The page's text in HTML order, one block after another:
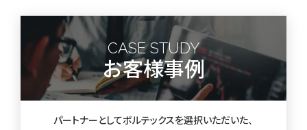
CASE STUDY
お客様事例
パートナーとしてボルテックスを選択いただいた、